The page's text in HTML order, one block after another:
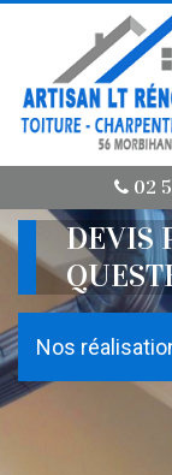
02
DEVIS
Nos